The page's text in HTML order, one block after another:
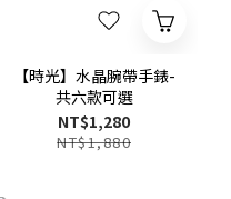
【時光】水晶腕帶手錶-
共六款可選
NT$1,280
NT$1,880